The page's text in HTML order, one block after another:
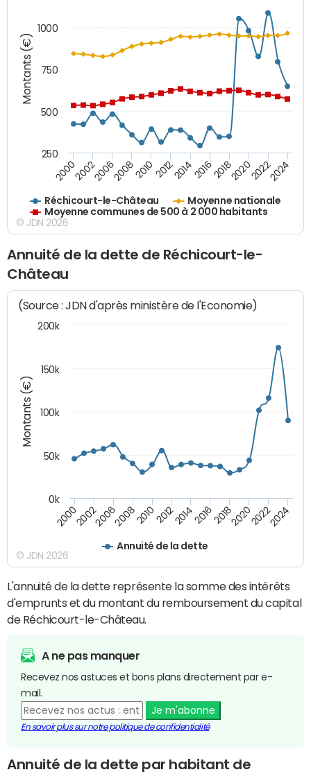
Montants (€)
Réchicourt-le-Château
Moyenne nationale
Moyenne communes de 500 à 2 000 habitants
200020022006200820102012201420162018202020222024
250
500
750
1000
© JDN 2026
Annuité de la dette de Réchicourt-le-
Château
Montants (€)
(Source : JDN d'après ministère de l'Economie)
Annuité de la dette
200020022006200820102012201420162018202020222024
0k
50k
100k
150k
200k
© JDN 2026
L'annuité de la dette représente la somme des intérêts
d'emprunts et du montant du remboursement du capital
de Réchicourt-le-Château.
A ne pas manquer
Recevez nos astuces et bons plans directement par e-
mail.
Je m'abonne
En savoir plus sur notre politique de confidentialité
Annuité de la dette par habitant de